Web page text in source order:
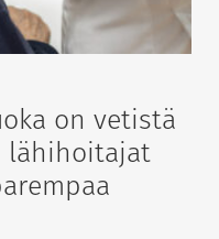
on vetistä
lähihoitajat